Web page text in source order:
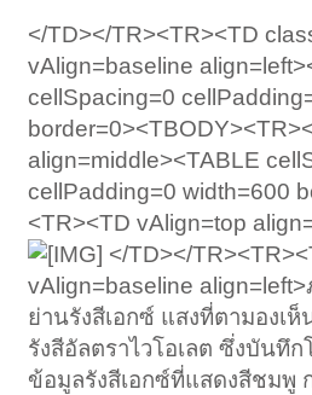
</TD></TR><TR><TD
vAlign=baseline
cellSpacing=0
align=middle><TABLE
cellPadding=0 width=600
<TR><TD vAlign=top
</TD></
vAlign=baseline
ย่านรังสีเอกซ์ แสงที่ตามองเห็
รังสีอัลตราไวโอเลต ซึ่งบันทึ
ข้อมูลรังสีเอกซ์ที่แสดงสีชมพู